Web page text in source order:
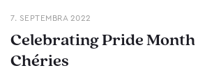
7. SEPTEMBRA 2022
Celebrating Pride
Chéries